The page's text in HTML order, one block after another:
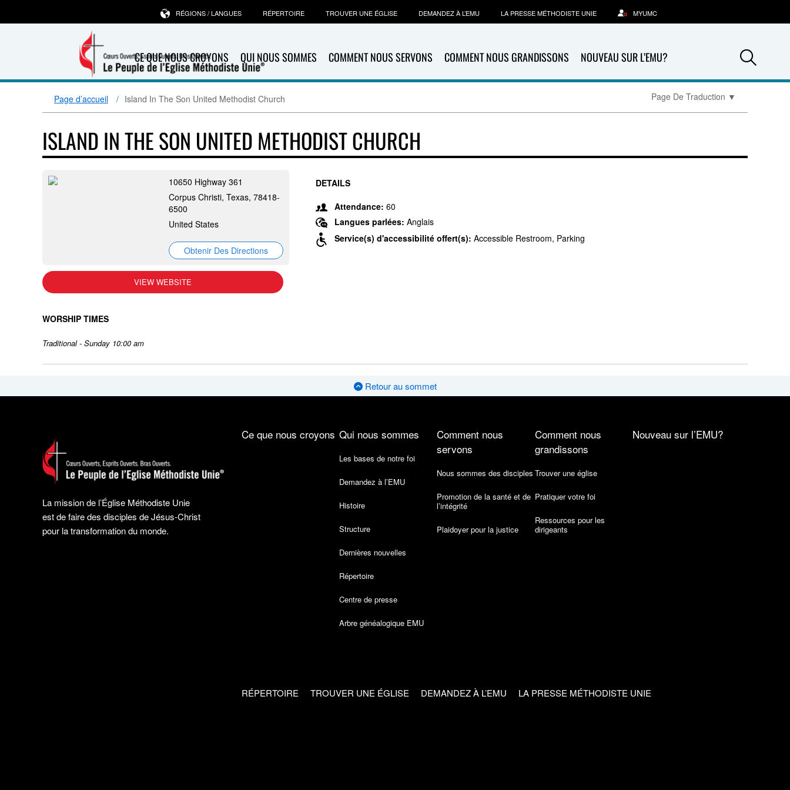
CE QUE NOUS CROYONS QUI NOUS SOMMES COMMENT NOUS SERVONS COMMENT NOUS GRANDISSONS NOUVEAU SUR L’EMU?
RÉGIONS / LANGUES RÉPERTOIRE TROUVER UNE ÉGLISE DEMANDEZ À L’EMU LA PRESSE MÉTHODISTE UNIE MYUMC
Page d’accueil Island In The Son United Methodist Church Page De Traduction ▼
ISLAND IN THE SON UNITED METHODIST CHURCH
10650 Highway 361
Corpus Christi, Texas, 78418-
6500
United States
Obtenir Des Directions
VIEW WEBSITE
WORSHIP TIMES
Traditional - Sunday 10:00 am
DETAILS
Attendance: 60
Langues parlées: Anglais
Service(s) d'accessibilité offert(s): Accessible Restroom, Parking
Retour au sommet
La mission de l’Église Méthodiste Unie
est de faire des disciples de Jésus-Christ
pour la transformation du monde.
Ce que nous croyons Qui nous sommes
Les bases de notre foi
Demandez à l’EMU
Histoire
Structure
Dernières nouvelles
Répertoire
Centre de presse
Arbre généalogique EMU
Comment nous
servons
Nous sommes des disciples
Promotion de la santé et de
l’intégrité
Plaidoyer pour la justice
Comment nous
grandissons
Trouver une église
Pratiquer votre foi
Ressources pour les
dirigeants
Nouveau sur l’EMU?
RÉPERTOIRE TROUVER UNE ÉGLISE DEMANDEZ À L’EMU LA PRESSE MÉTHODISTE UNIE